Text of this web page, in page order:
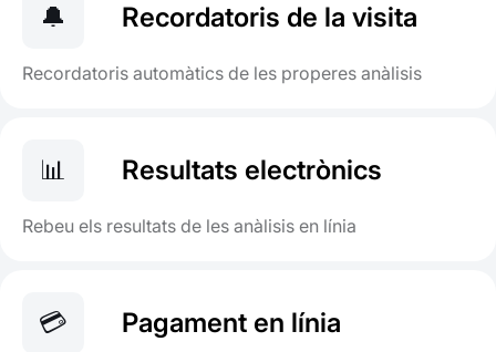
🔔 Recordatoris de la visita
Recordatoris automàtics de les properes anàlisis
📊 Resultats electrònics
Rebeu els resultats de les anàlisis en línia
💳 Pagament en línia